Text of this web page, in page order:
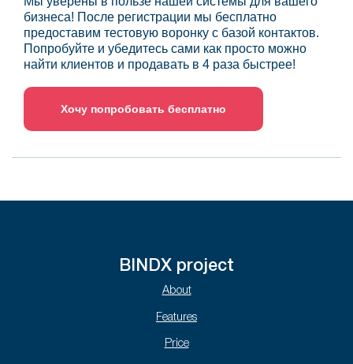
бизнеса! После регистрации мы бесплатно
предоставим тестовую воронку с базой контактов.
Попробуйте и убедитесь сами как просто можно
найти клиентов и продавать в 4 раза быстрее!
Хочу попробовать бесплатно
BINDX project
About
Features
Price